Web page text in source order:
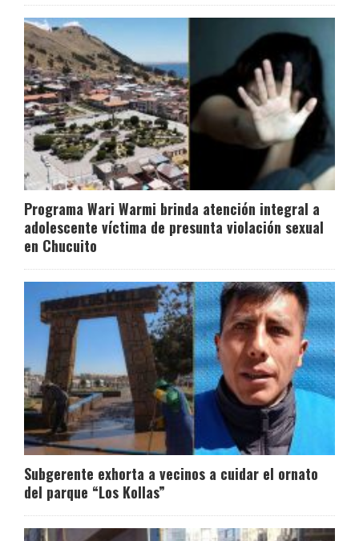
Programa Wari Warmi brinda atención integral a
adolescente víctima de presunta violación sexual
en Chucuito
Subgerente exhorta a vecinos a cuidar el ornato
del parque “Los Kollas”